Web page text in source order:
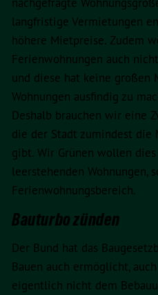
langfristige Vermietungen
höhere Mietpreise. Zudem
Ferienwohnungen auch
und diese hat keine großen
Wohnungen ausfindig zu
Deshalb brauchen wir eine
die der Stadt zumindest
gibt. Wir Grünen wollen
leerstehenden Wohnungen,
Ferienwohnungsbereich.
Bauturbo zünden
Der Bund hat das
Bauen auch ermöglicht,
eigentlich nicht dem